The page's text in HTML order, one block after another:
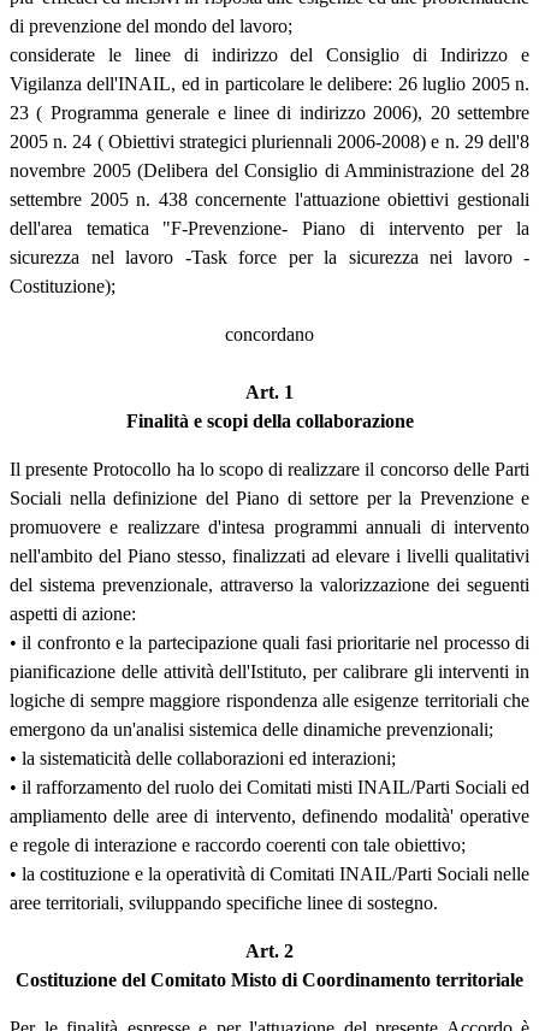
di prevenzione del mondo del lavoro;
considerate le linee di indirizzo del Consiglio di Indirizzo e
Vigilanza dell'INAIL, ed in particolare le delibere: 26 luglio 2005 n.
23 ( Programma generale e linee di indirizzo 2006), 20 settembre
2005 n. 24 ( Obiettivi strategici pluriennali 2006-2008) e n. 29 dell'8
novembre 2005 (Delibera del Consiglio di Amministrazione del 28
settembre 2005 n. 438 concernente l'attuazione obiettivi gestionali
dell'area tematica "F-Prevenzione- Piano di intervento per la
sicurezza nel lavoro -Task force per la sicurezza nei lavoro -
Costituzione);
concordano
Art. 1
Finalità e scopi della collaborazione
Il presente Protocollo ha lo scopo di realizzare il concorso delle Parti
Sociali nella definizione del Piano di settore per la Prevenzione e
promuovere e realizzare d'intesa programmi annuali di intervento
nell'ambito del Piano stesso, finalizzati ad elevare i livelli qualitativi
del sistema prevenzionale, attraverso la valorizzazione dei seguenti
aspetti di azione:
• il confronto e la partecipazione quali fasi prioritarie nel processo di
pianificazione delle attività dell'Istituto, per calibrare gli interventi in
logiche di sempre maggiore rispondenza alle esigenze territoriali che
emergono da un'analisi sistemica delle dinamiche prevenzionali;
• la sistematicità delle collaborazioni ed interazioni;
• il rafforzamento del ruolo dei Comitati misti INAIL/Parti Sociali ed
ampliamento delle aree di intervento, definendo modalità' operative
e regole di interazione e raccordo coerenti con tale obiettivo;
• la costituzione e la operatività di Comitati INAIL/Parti Sociali nelle
aree territoriali, sviluppando specifiche linee di sostegno.
Art. 2
Costituzione del Comitato Misto di Coordinamento territoriale